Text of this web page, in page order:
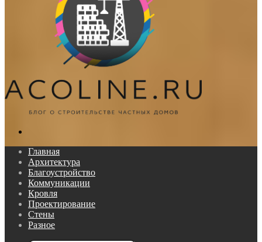
Главная
Архитектура
Благоустройство
Коммуникации
Кровля
Проектирование
Стены
Разное